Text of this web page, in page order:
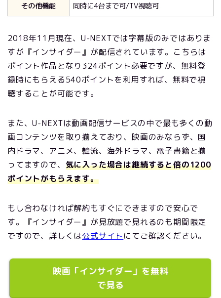
その他機能
同時に4台まで可/TV視聴可
2018年11月現在、U-NEXTでは字幕版のみではありま
すが『インサイダー』が配信されています。こちらは
ポイント作品となり324ポイント必要ですが、無料登
録時にもらえる540ポイントを利用すれば、無料で視
聴することが可能です。
また、U-NEXTは動画配信サービスの中で最も多くの動
画コンテンツを取り揃えており、映画のみならず、国
内ドラマ、アニメ、韓流、海外ドラマ、電子書籍と揃
ってますので、 気に入った場合は継続すると倍の1200
ポイントがもらえます。
もし合わなければ解約もすぐにできますので安心で
す。『インサイダー』が見放題で見れるのも期間限定
ですので、詳しくは公式サイト にてご確認ください。
映画「インサイダー」を無料
で見る